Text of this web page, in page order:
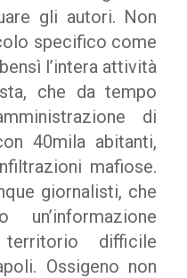
gli autori. Non
specifico come
l’intera attività
che da tempo
di
40mila abitanti,
mafiose.
giornalisti, che
difficile
Ossigeno non